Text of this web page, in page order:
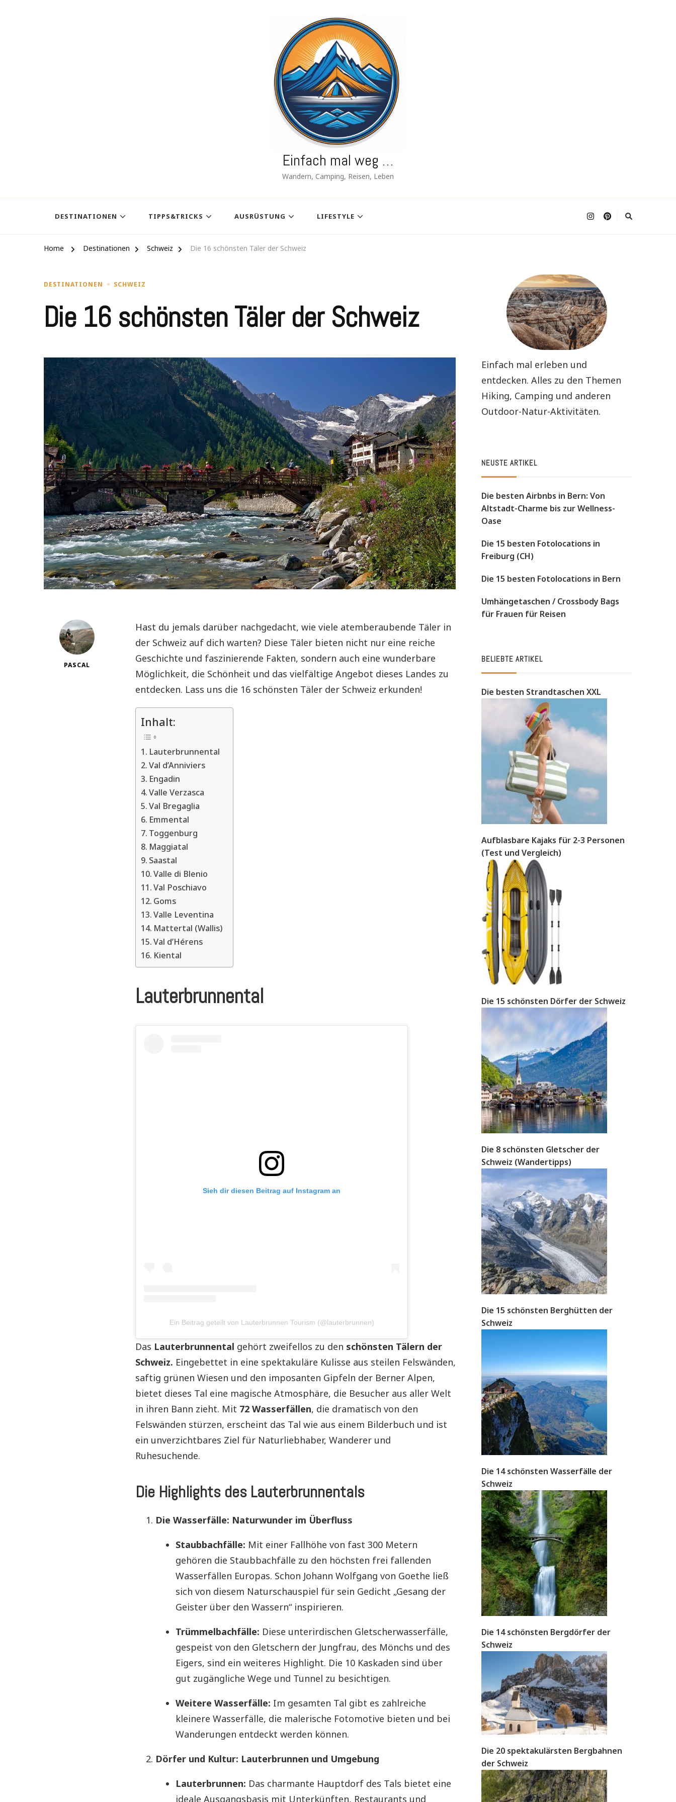
Einfach mal weg …
Wandern, Camping, Reisen, Leben
DESTINATIONEN TIPPS&TRICKS AUSRÜSTUNG LIFESTYLE
Home Destinationen Schweiz Die 16 schönsten Täler der Schweiz
DESTINATIONEN SCHWEIZ
Die 16 schönsten Täler der Schweiz
PASCAL
Hast du jemals darüber nachgedacht, wie viele atemberaubende Täler in
der Schweiz auf dich warten? Diese Täler bieten nicht nur eine reiche
Geschichte und faszinierende Fakten, sondern auch eine wunderbare
Möglichkeit, die Schönheit und das vielfältige Angebot dieses Landes zu
entdecken. Lass uns die 16 schönsten Täler der Schweiz erkunden!
Inhalt:
Lauterbrunnental
Val d’Anniviers
Engadin
Valle Verzasca
Val Bregaglia
Emmental
Toggenburg
Maggiatal
Saastal
Valle di Blenio
Val Poschiavo
Goms
Valle Leventina
Mattertal (Wallis)
Val d’Hérens
Kiental
Lauterbrunnental
Sieh dir diesen Beitrag auf Instagram an
Ein Beitrag geteilt von Lauterbrunnen Tourism (@lauterbrunnen)
Das Lauterbrunnental gehört zweifellos zu den schönsten Tälern der
Schweiz. Eingebettet in eine spektakuläre Kulisse aus steilen Felswänden,
saftig grünen Wiesen und den imposanten Gipfeln der Berner Alpen,
bietet dieses Tal eine magische Atmosphäre, die Besucher aus aller Welt
in ihren Bann zieht. Mit 72 Wasserfällen, die dramatisch von den
Felswänden stürzen, erscheint das Tal wie aus einem Bilderbuch und ist
ein unverzichtbares Ziel für Naturliebhaber, Wanderer und
Ruhesuchende.
Die Highlights des Lauterbrunnentals
Die Wasserfälle: Naturwunder im Überfluss
Staubbachfälle: Mit einer Fallhöhe von fast 300 Metern
gehören die Staubbachfälle zu den höchsten frei fallenden
Wasserfällen Europas. Schon Johann Wolfgang von Goethe ließ
sich von diesem Naturschauspiel für sein Gedicht „Gesang der
Geister über den Wassern“ inspirieren.
Trümmelbachfälle: Diese unterirdischen Gletscherwasserfälle,
gespeist von den Gletschern der Jungfrau, des Mönchs und des
Eigers, sind ein weiteres Highlight. Die 10 Kaskaden sind über
gut zugängliche Wege und Tunnel zu besichtigen.
Weitere Wasserfälle: Im gesamten Tal gibt es zahlreiche
kleinere Wasserfälle, die malerische Fotomotive bieten und bei
Wanderungen entdeckt werden können.
Dörfer und Kultur: Lauterbrunnen und Umgebung
Lauterbrunnen: Das charmante Hauptdorf des Tals bietet eine
ideale Ausgangsbasis mit Unterkünften, Restaurants und
Einfach mal erleben und
entdecken. Alles zu den Themen
Hiking, Camping und anderen
Outdoor-Natur-Aktivitäten.
NEUSTE ARTIKEL
Die besten Airbnbs in Bern: Von
Altstadt-Charme bis zur Wellness-
Oase
Die 15 besten Fotolocations in
Freiburg (CH)
Die 15 besten Fotolocations in Bern
Umhängetaschen / Crossbody Bags
für Frauen für Reisen
BELIEBTE ARTIKEL
Die besten Strandtaschen XXL
Aufblasbare Kajaks für 2-3 Personen
(Test und Vergleich)
Die 15 schönsten Dörfer der Schweiz
Die 8 schönsten Gletscher der
Schweiz (Wandertipps)
Die 15 schönsten Berghütten der
Schweiz
Die 14 schönsten Wasserfälle der
Schweiz
Die 14 schönsten Bergdörfer der
Schweiz
Die 20 spektakulärsten Bergbahnen
der Schweiz